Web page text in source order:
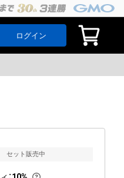
ログイン
セット販売中